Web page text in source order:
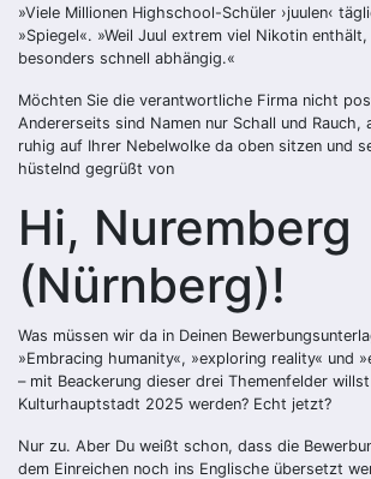
»Viele Millionen Highschool-Schüler ›juulen‹
»Spiegel«. »Weil Juul extrem viel Nikotin
besonders schnell abhängig.«
Möchten Sie die verantwortliche Firma nicht
Andererseits sind Namen nur Schall und Rauch,
ruhig auf Ihrer Nebelwolke da oben sitzen und
hüstelnd gegrüßt von
Hi, Nuremberg
(Nürnberg)!
Was müssen wir da in Deinen
»Embracing humanity«, »exploring reality« und
– mit Beackerung dieser drei Themenfelder
Kulturhauptstadt 2025 werden? Echt jetzt?
Nur zu. Aber Du weißt schon, dass die
dem Einreichen noch ins Englische übersetzt